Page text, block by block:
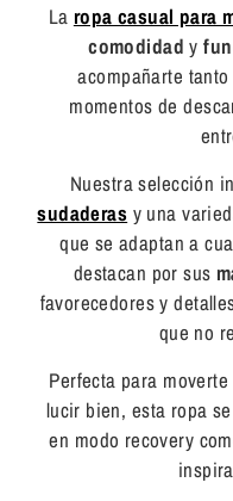
La ropa casual para
comodidad y
acompañarte
momentos de
Nuestra selección
sudaderas y una
que se adaptan a
destacan por sus
favorecedores y
que no
Perfecta para
lucir bien, esta ropa
en modo recovery